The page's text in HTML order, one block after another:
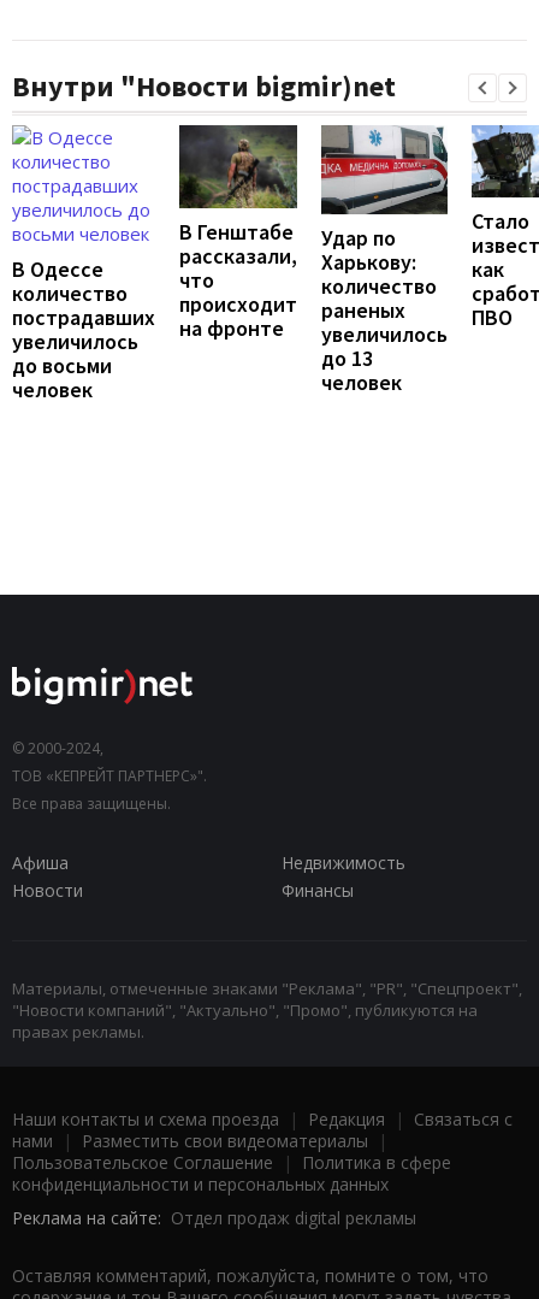
Внутри "Новости bigmir)net
В Одессе
количество
пострадавших
увеличилось
до восьми
человек
В Генштабе
рассказали,
что
происходит
на фронте
Удар по
Харькову:
количество
раненых
увеличилось
до 13
человек
Стало
как
ПВО
© 2000-2024,
ТОВ «КЕПРЕЙТ ПАРТНЕРС»".
Все права защищены.
Афиша
Недвижимость
Новости
Финансы
Материалы, отмеченные знаками "Реклама", "PR", "Спецпроект",
"Новости компаний", "Актуально", "Промо", публикуются на
правах рекламы.
Наши контакты и схема проезда | Редакция | Связаться с
нами | Разместить свои видеоматериалы |
Пользовательское Соглашение |
Политика в сфере
конфиденциальности и персональных данных
Реклама на сайте: Отдел продаж digital рекламы
Оставляя комментарий, пожалуйста, помните о том, что